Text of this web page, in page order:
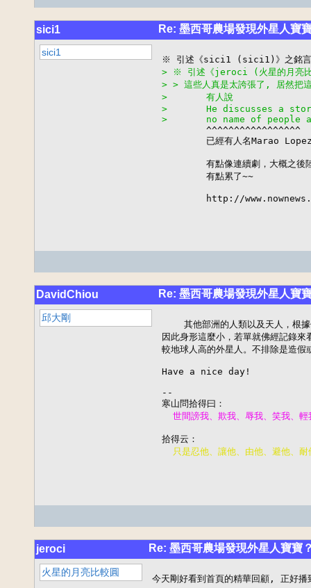
sici1 Re: 墨西哥農場發現外星人寶
sici1
> ※ 引述《jeroci (火星的月亮比
> > 這些人真是太誇張了, 居然
>       有人說
>       He discusses a
>       no name of people
^^^^^^^^^^^^^^^^^
已經有人名Marao Lopez
有點像連續劇，大概之後
        有點累了~~
http://
DavidChiou Re: 墨西哥農場發現外星人寶
邱大剛
其他部洲的人類以及天人，根
因此身形這麼小，若單就佛經記錄來
較地球人高的外星人。不排除是造假
Have a nice day!
--
jeroci Re: 墨西哥農場發現外星人寶寶
火星的月亮比較圓
今天剛好看到首頁的精華回顧, 正好播